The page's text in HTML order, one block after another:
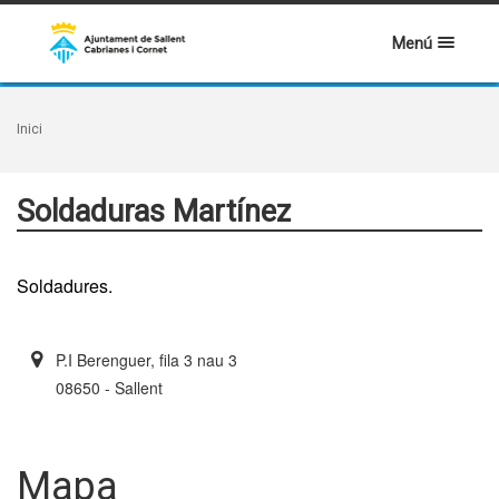
Menú
Inici
Soldaduras Martínez
Soldadures.
P.I Berenguer, fila 3 nau 3
08650 - Sallent
Mapa